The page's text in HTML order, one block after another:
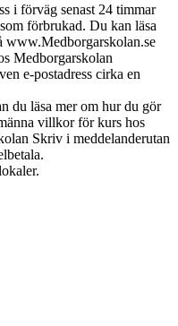
i förväg senast 24 timmar
förbrukad. Du kan läsa
Medborgarskolan
e-postadress cirka en
du läsa mer om hur du gör
villkor för kurs hos
Skriv i meddelanderutan